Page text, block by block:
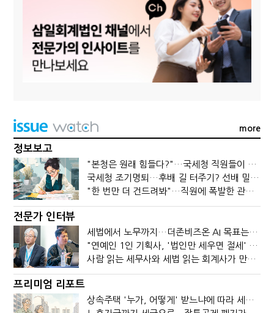
more
정보보고
"본청은 원래 힘들다?"…국세청 직원들이 떠나는 이유
국세청 조기명퇴…후배 길 터주기? 선배 밀어내기?
"한 번만 더 건드려봐"…직원에 폭발한 관세청장, 왜?
전문가 인터뷰
세법에서 노무까지…더존비즈온 AI 목표는 '전문가의 시간'
"연예인 1인 기획사, '법인만 세우면 절세' 시대 끝났다"
사람 읽는 세무사와 세법 읽는 회계사가 만나면?
프리미엄 리포트
상속주택 '누가, 어떻게' 받느냐에 따라 세금이 달라진다